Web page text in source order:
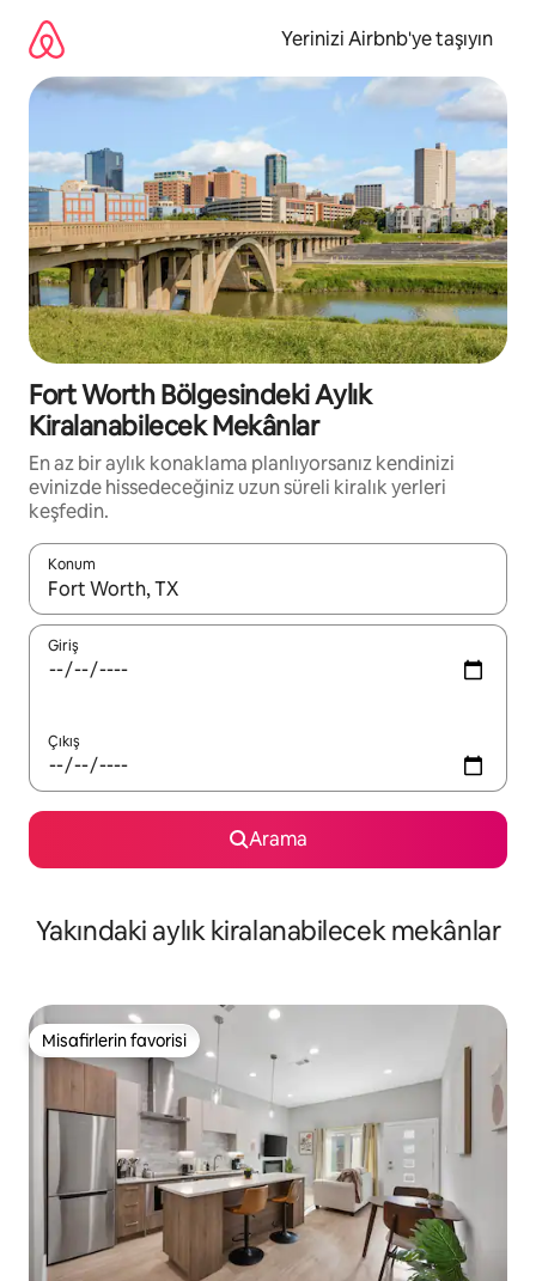
Yerinizi Airbnb'ye taşıyın
Fort Worth Bölgesindeki Aylık
Kiralanabilecek Mekânlar
En az bir aylık konaklama planlıyorsanız kendinizi
evinizde hissedeceğiniz uzun süreli kiralık yerleri
keşfedin.
Konum
Sonuçlar kullanılabilir olduğunda yukarı ve aşağı oklarıyla
Giriş
Çıkış
Arama
Yakındaki aylık kiralanabilecek mekânlar
Misafirlerin favorisi
Misafirlerin favorisi